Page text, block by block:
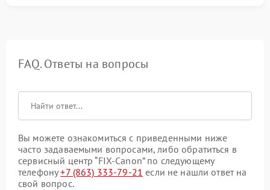
FAQ. Ответы на вопросы
Вы можете ознакомиться с приведенными ниже
часто задаваемыми вопросами, либо обратиться в
сервисный центр “FIX-Canon” по следующему
телефону+7 (863) 333-79-21 если не нашли ответ на
свой вопрос.